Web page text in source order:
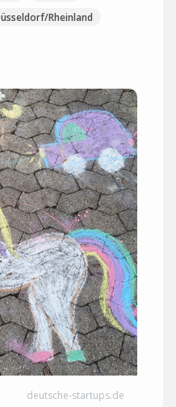
Rheinland
deutsche-startups.de